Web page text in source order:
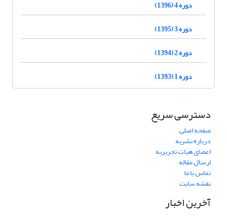
دوره 4 (1396)
دوره 3 (1395)
دوره 2 (1394)
دوره 1 (1393)
دسترسی سریع
صفحه اصلی
درباره نشریه
اعضای هیات تحریریه
ارسال مقاله
تماس با ما
نقشه سایت
آخرین اخبار